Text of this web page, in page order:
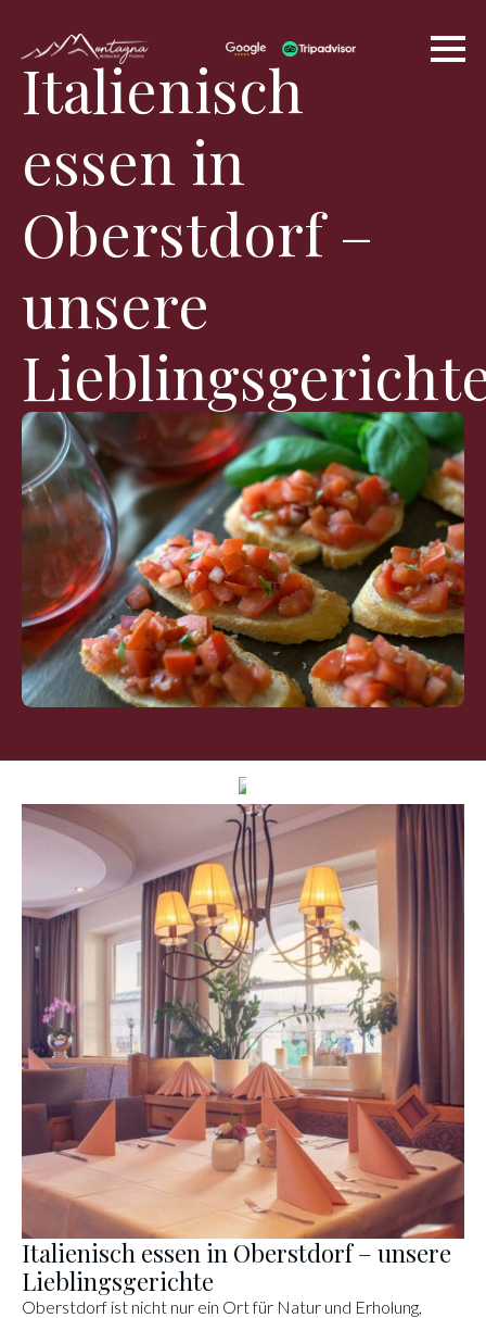
Italienisch
essen in
Oberstdorf –
unsere
Italienisch essen in Oberstdorf – unsere
Lieblingsgerichte
Oberstdorf ist nicht nur ein Ort für Natur und Erholung,